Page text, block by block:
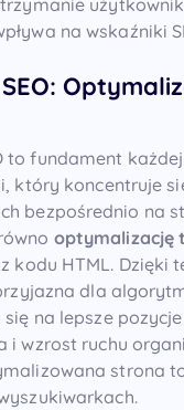
na wskaźniki
to fundament
który koncentruje
bezpośrednio na
optymalizację
kodu HTML. Dzięki
dla
się na lepsze
i wzrost ruchu
strona